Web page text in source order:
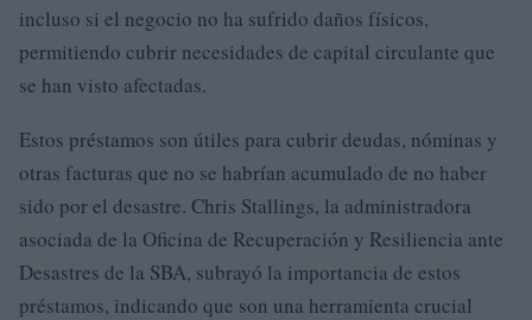
incluso si el negocio no ha sufrido daños físicos,
permitiendo cubrir necesidades de capital circulante que
se han visto afectadas.
Estos préstamos son útiles para cubrir deudas, nóminas y
otras facturas que no se habrían acumulado de no haber
sido por el desastre. Chris Stallings, la administradora
asociada de la Oficina de Recuperación y Resiliencia ante
Desastres de la SBA, subrayó la importancia de estos
préstamos, indicando que son una herramienta crucial